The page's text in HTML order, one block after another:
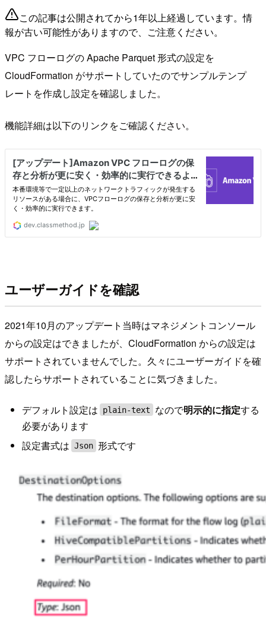
この記事は公開されてから1年以上経過しています。情
報が古い可能性がありますので、ご注意ください。
VPC フローログの Apache Parquet 形式の設定を
CloudFormation がサポートしていたのでサンプルテンプ
レートを作成し設定を確認しました。
機能詳細は以下のリンクをご確認ください。
ユーザーガイドを確認
2021年10月のアップデート当時はマネジメントコンソール
からの設定はできましたが、CloudFormation からの設定は
サポートされていませんでした。久々にユーザーガイドを確
認したらサポートされていることに気づきました。
デフォルト設定は plain-text なので明示的に指定する
必要があります
設定書式は Json 形式です